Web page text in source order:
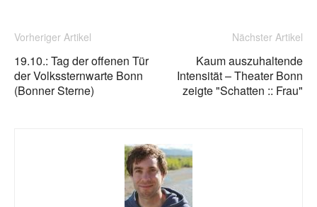
Vorheriger Artikel
19.10.: Tag der offenen Tür
der Volkssternwarte Bonn
(Bonner Sterne)
Nächster Artikel
Kaum auszuhaltende
Intensität – Theater Bonn
zeigte "Schatten :: Frau"